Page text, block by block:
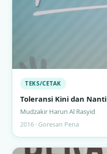
TEKS/CETAK
Toleransi Kini dan Nanti
Mudzakir Harun Al Rasyid
2016 · Goresan Pena